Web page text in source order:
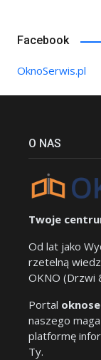
Facebook
OknoSerwis.pl
O NAS
Twoje
Od lat jako
rzetelną
OKNO (Drzwi
Portal
naszego
platformę
Ty.